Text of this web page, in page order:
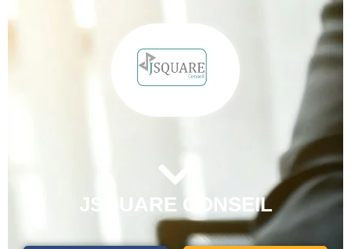
JSQUARE CONSEIL